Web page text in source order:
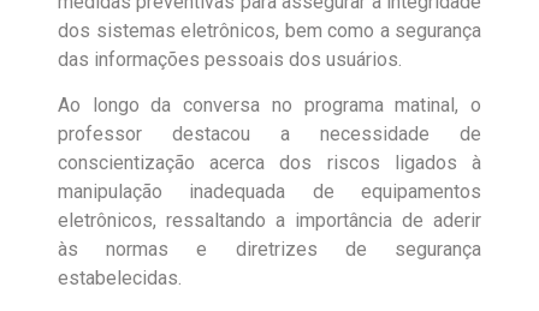
dos sistemas eletrônicos, bem como a segurança
das informações pessoais dos usuários.
Ao longo da conversa no programa matinal, o
professor destacou a necessidade de
conscientização acerca dos riscos ligados à
manipulação inadequada de equipamentos
eletrônicos, ressaltando a importância de aderir
às normas e diretrizes de segurança
estabelecidas.